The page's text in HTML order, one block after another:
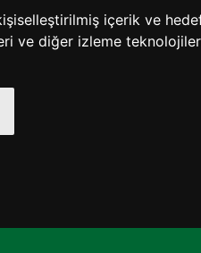
içerik ve
ve diğer izleme